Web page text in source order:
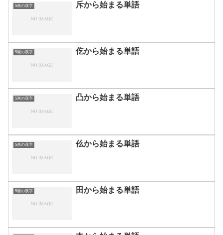
5画の漢字 斥から始まる単語
5画の漢字 仡から始まる単語
5画の漢字 凸から始まる単語
5画の漢字 仫から始まる単語
5画の漢字 田から始まる単語